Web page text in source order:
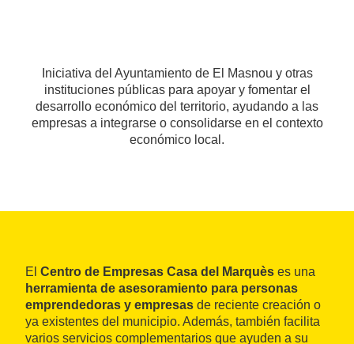
Iniciativa del Ayuntamiento de El Masnou y otras
instituciones públicas para apoyar y fomentar el
desarrollo económico del territorio, ayudando a las
empresas a integrarse o consolidarse en el contexto
económico local.
El Centro de Empresas Casa del Marquès es una
herramienta de asesoramiento para personas
emprendedoras y empresas de reciente creación o
ya existentes del municipio. Además, también facilita
varios servicios complementarios que ayuden a su